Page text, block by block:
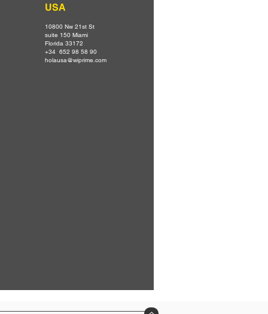
USA
10800 Nw 21st St
suite 150 Miami
Florida 33172
+34 652 98 58 90
holausa@wiprime.com